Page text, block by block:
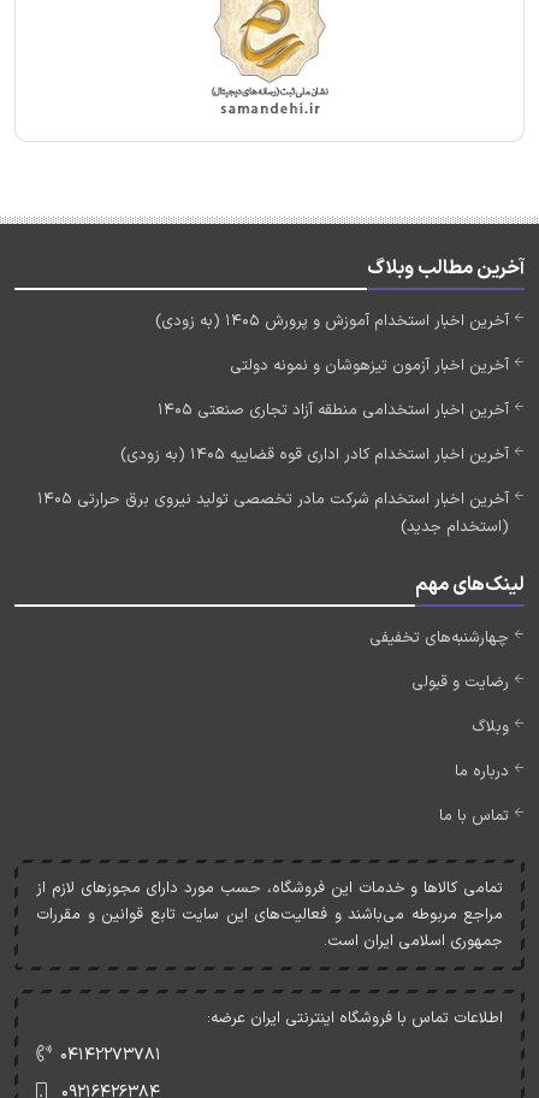
آخرین مطالب وبلاگ
آخرین اخبار استخدام آموزش و پرورش 1405 (به زودی)
آخرین اخبار آزمون تیزهوشان و نمونه دولتی
آخرین اخبار استخدامی منطقه آزاد تجاری صنعتی 1405
آخرین اخبار استخدام کادر اداری قوه قضاییه 1405 (به زودی)
آخرین اخبار استخدام شرکت مادر تخصصی تولید نیروی برق حرارتی 1405
(استخدام جدید)
لینک‌های مهم
چهارشنبه‌های تخفیفی
رضایت و قبولی
وبلاگ
درباره ما
تماس با ما
تمامی کالاها و خدمات اين فروشگاه، حسب مورد دارای مجوزهای لازم از
مراجع مربوطه می‌باشند و فعاليت‌های اين سايت تابع قوانين و مقررات
جمهوری اسلامی ايران است.
اطلاعات تماس با فروشگاه اینترنتی ایران عرضه:
۰۴۱۴۲۲۷۳۷۸۱
۰۹۲۱۶۴۲۶۳۸۴